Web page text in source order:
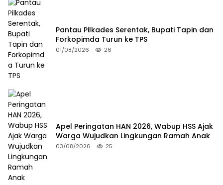
Pantau Pilkades Serentak, Bupati Tapin dan
Forkopimda Turun ke TPS
01/08/2026 26
Apel Peringatan HAN 2026, Wabup HSS Ajak
Warga Wujudkan Lingkungan Ramah Anak
03/08/2026 25